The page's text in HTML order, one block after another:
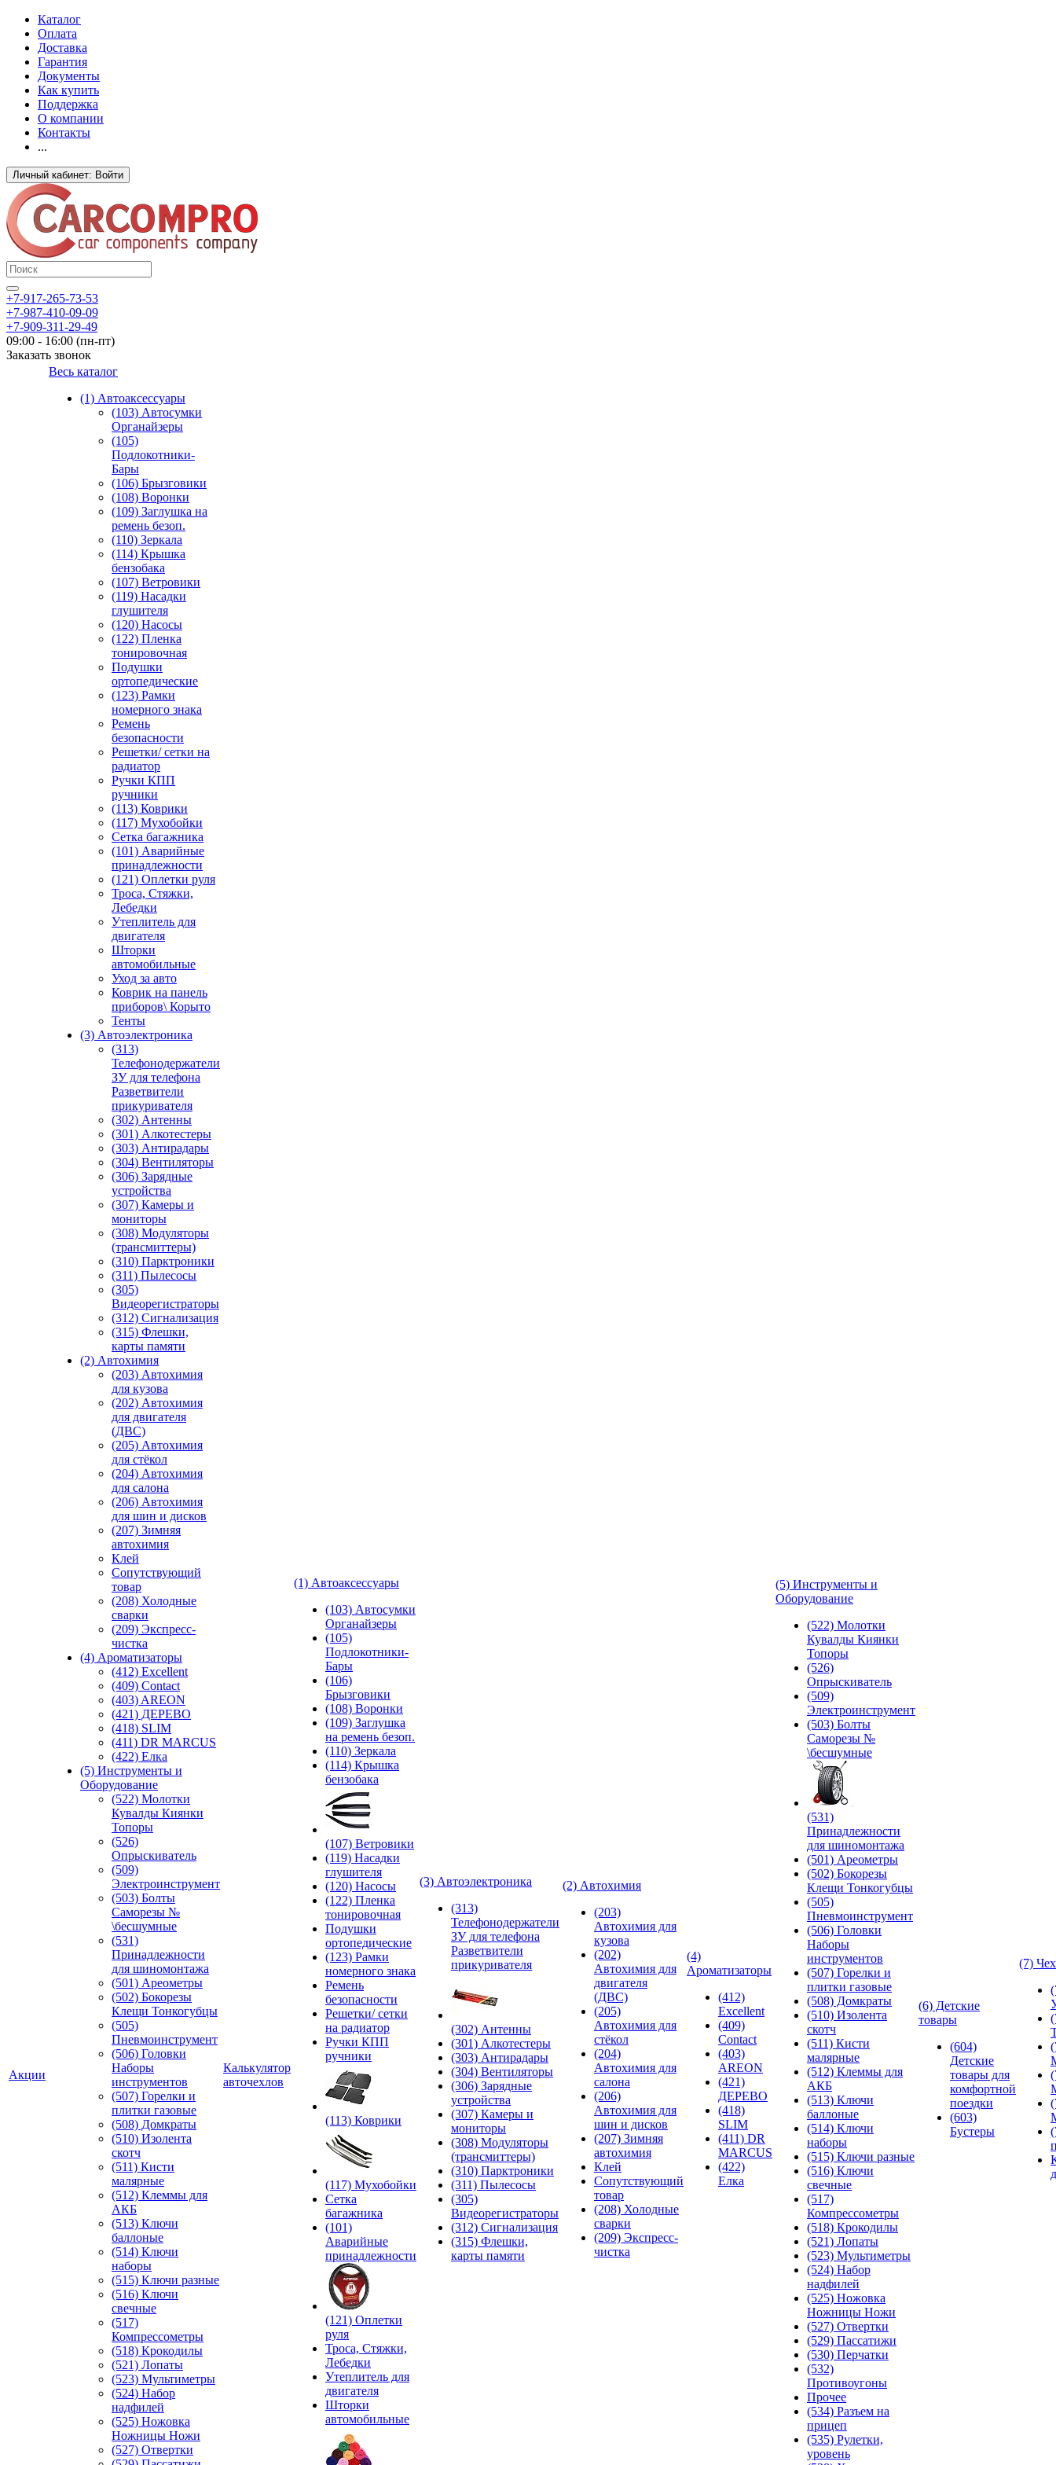
Каталог
Оплата
Доставка
Гарантия
Документы
Как купить
Поддержка
О компании
Контакты
...
Личный кабинет: Войти
+7-917-265-73-53
+7-987-410-09-09
+7-909-311-29-49
09:00 - 16:00 (пн-пт)
Заказать звонок
Акции
Весь каталог
(1) Автоаксессуары
(103) Автосумки
Органайзеры
(105)
Подлокотники-
Бары
(106) Брызговики
(108) Воронки
(109) Заглушка на
ремень безоп.
(110) Зеркала
(114) Крышка
бензобака
(107) Ветровики
(119) Насадки
глушителя
(120) Насосы
(122) Пленка
тонировочная
Подушки
ортопедические
(123) Рамки
номерного знака
Ремень
безопасности
Решетки/ сетки на
радиатор
Ручки КПП
ручники
(113) Коврики
(117) Мухобойки
Сетка багажника
(101) Аварийные
принадлежности
(121) Оплетки руля
Троса, Стяжки,
Лебедки
Утеплитель для
двигателя
Шторки
автомобильные
Уход за авто
Коврик на панель
приборов\ Корыто
Тенты
(3) Автоэлектроника
(313)
Телефонодержатели
ЗУ для телефона
Разветвители
прикуривателя
(302) Антенны
(301) Алкотестеры
(303) Антирадары
(304) Вентиляторы
(306) Зарядные
устройства
(307) Камеры и
мониторы
(308) Модуляторы
(трансмиттеры)
(310) Парктроники
(311) Пылесосы
(305)
Видеорегистраторы
(312) Сигнализация
(315) Флешки,
карты памяти
(2) Автохимия
(203) Автохимия
для кузова
(202) Автохимия
для двигателя
(ДВС)
(205) Автохимия
для стёкол
(204) Автохимия
для салона
(206) Автохимия
для шин и дисков
(207) Зимняя
автохимия
Клей
Сопутствующий
товар
(208) Холодные
сварки
(209) Экспреcс-
чистка
(4) Ароматизаторы
(412) Excellent
(409) Contact
(403) AREON
(421) ДЕРЕВО
(418) SLIM
(411) DR MARCUS
(422) Елка
(5) Инструменты и
Оборудование
(522) Молотки
Кувалды Киянки
Топоры
(526)
Опрыскиватель
(509)
Электроинструмент
(503) Болты
Саморезы №
\бесшумные
(531)
Принадлежности
для шиномонтажа
(501) Ареометры
(502) Бокорезы
Клещи Тонкогубцы
(505)
Пневмоинструмент
(506) Головки
Наборы
инструментов
(507) Горелки и
плитки газовые
(508) Домкраты
(510) Изолента
скотч
(511) Кисти
малярные
(512) Клеммы для
АКБ
(513) Ключи
баллоные
(514) Ключи
наборы
(515) Ключи разные
(516) Ключи
свечные
(517)
Компрессометры
(518) Крокодилы
(521) Лопаты
(523) Мультиметры
(524) Набор
надфилей
(525) Ножовка
Ножницы Ножи
(527) Отвертки
Калькулятор
авточехлов
(1) Автоаксессуары
(103) Автосумки
Органайзеры
(105)
Подлокотники-
Бары
(106)
Брызговики
(108) Воронки
(109) Заглушка
на ремень безоп.
(110) Зеркала
(114) Крышка
бензобака
(107) Ветровики
(119) Насадки
глушителя
(120) Насосы
(122) Пленка
тонировочная
Подушки
ортопедические
(123) Рамки
номерного знака
Ремень
безопасности
Решетки/ сетки
на радиатор
Ручки КПП
ручники
(113) Коврики
(117) Мухобойки
Сетка
багажника
(101)
Аварийные
принадлежности
(121) Оплетки
руля
Троса, Стяжки,
Лебедки
Утеплитель для
двигателя
Шторки
автомобильные
(3) Автоэлектроника
(313)
Телефонодержатели
ЗУ для телефона
Разветвители
прикуривателя
(302) Антенны
(301) Алкотестеры
(303) Антирадары
(304) Вентиляторы
(306) Зарядные
устройства
(307) Камеры и
мониторы
(308) Модуляторы
(трансмиттеры)
(310) Парктроники
(311) Пылесосы
(305)
Видеорегистраторы
(312) Сигнализация
(315) Флешки,
карты памяти
(2) Автохимия
(203)
Автохимия для
кузова
(202)
Автохимия для
двигателя
(ДВС)
(205)
Автохимия для
стёкол
(204)
Автохимия для
салона
(206)
Автохимия для
шин и дисков
(207) Зимняя
автохимия
Клей
Сопутствующий
товар
(208) Холодные
сварки
(209) Экспреcс-
чистка
(4)
Ароматизаторы
(412)
Excellent
(409)
Contact
(403)
AREON
(421)
ДЕРЕВО
(418)
SLIM
(411) DR
MARCUS
(422)
Елка
(5) Инструменты и
Оборудование
(522) Молотки
Кувалды Киянки
Топоры
(526)
Опрыскиватель
(509)
Электроинструмент
(503) Болты
Саморезы №
\бесшумные
(531)
Принадлежности
для шиномонтажа
(501) Ареометры
(502) Бокорезы
Клещи Тонкогубцы
(505)
Пневмоинструмент
(506) Головки
Наборы
инструментов
(507) Горелки и
плитки газовые
(508) Домкраты
(510) Изолента
скотч
(511) Кисти
малярные
(512) Клеммы для
АКБ
(513) Ключи
баллоные
(514) Ключи
наборы
(515) Ключи разные
(516) Ключи
свечные
(517)
Компрессометры
(518) Крокодилы
(521) Лопаты
(523) Мультиметры
(524) Набор
надфилей
(525) Ножовка
Ножницы Ножи
(527) Отвертки
(529) Пассатижи
(530) Перчатки
(532)
Противоугоны
Прочее
(534) Разъем на
прицеп
(535) Рулетки,
уровень
(6) Детские
товары
(604)
Детские
товары для
комфортной
поездки
(603)
Бустеры
(7)